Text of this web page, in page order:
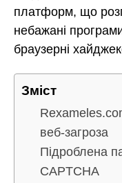
платформ, що
небажані
браузерні
Зміст
веб-загроза
Підроблена
CAPTCHA